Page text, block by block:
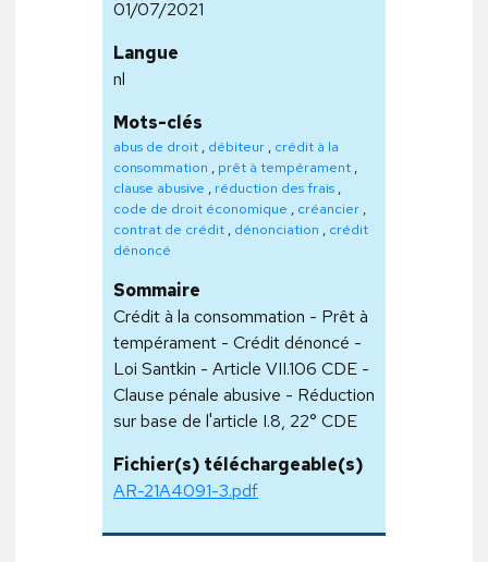
01/07/2021
Langue
nl
Mots-clés
abus de droit , débiteur , crédit à la
consommation , prêt à tempérament ,
clause abusive , réduction des frais ,
code de droit économique , créancier ,
contrat de crédit , dénonciation , crédit
dénoncé
Sommaire
Crédit à la consommation - Prêt à
tempérament - Crédit dénoncé -
Loi Santkin - Article VII.106 CDE -
Clause pénale abusive - Réduction
sur base de l'article I.8, 22° CDE
Fichier(s) téléchargeable(s)
AR-21A4091-3.pdf